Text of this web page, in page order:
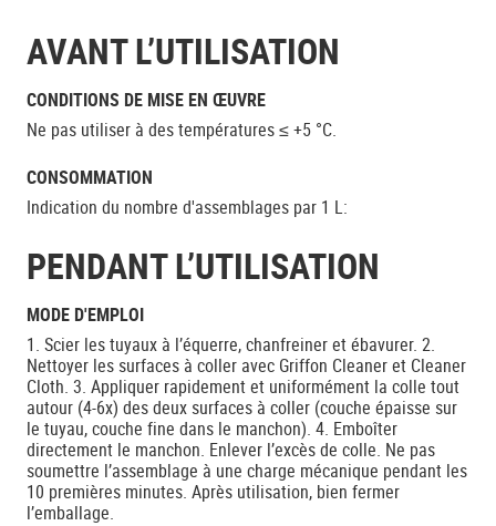
AVANT L’UTILISATION
CONDITIONS DE MISE EN ŒUVRE
Ne pas utiliser à des températures ≤ +5 °C.
CONSOMMATION
Indication du nombre d'assemblages par 1 L:
PENDANT L’UTILISATION
MODE D'EMPLOI
1. Scier les tuyaux à l’équerre, chanfreiner et ébavurer. 2.
Nettoyer les surfaces à coller avec Griffon Cleaner et Cleaner
Cloth. 3. Appliquer rapidement et uniformément la colle tout
autour (4-6x) des deux surfaces à coller (couche épaisse sur
le tuyau, couche fine dans le manchon). 4. Emboîter
directement le manchon. Enlever l’excès de colle. Ne pas
soumettre l’assemblage à une charge mécanique pendant les
10 premières minutes. Après utilisation, bien fermer
l’emballage.